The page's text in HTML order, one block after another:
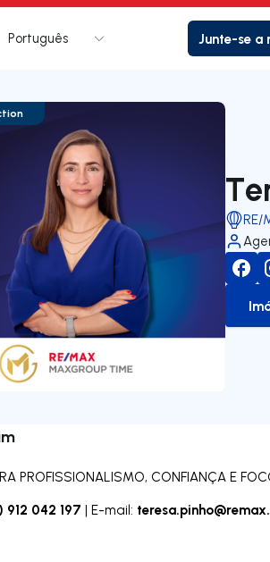
inicial
Português Junte-se a
RE/
PROFISSIONALISMO, CONFIANÇA E
912 042 197 | E-mail: